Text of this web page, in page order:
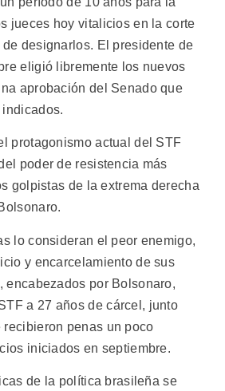
jueces hoy vitalicios en la corte
designarlos. El presidente de
eligió libremente los nuevos
aprobación del Senado que
protagonismo actual del STF
poder de resistencia más
golpistas de la extrema derecha
lo consideran el peor enemigo,
y encarcelamiento de sus
encabezados por Bolsonaro,
a 27 años de cárcel, junto
penas un poco
iniciados en septiembre.
de la política brasileña se